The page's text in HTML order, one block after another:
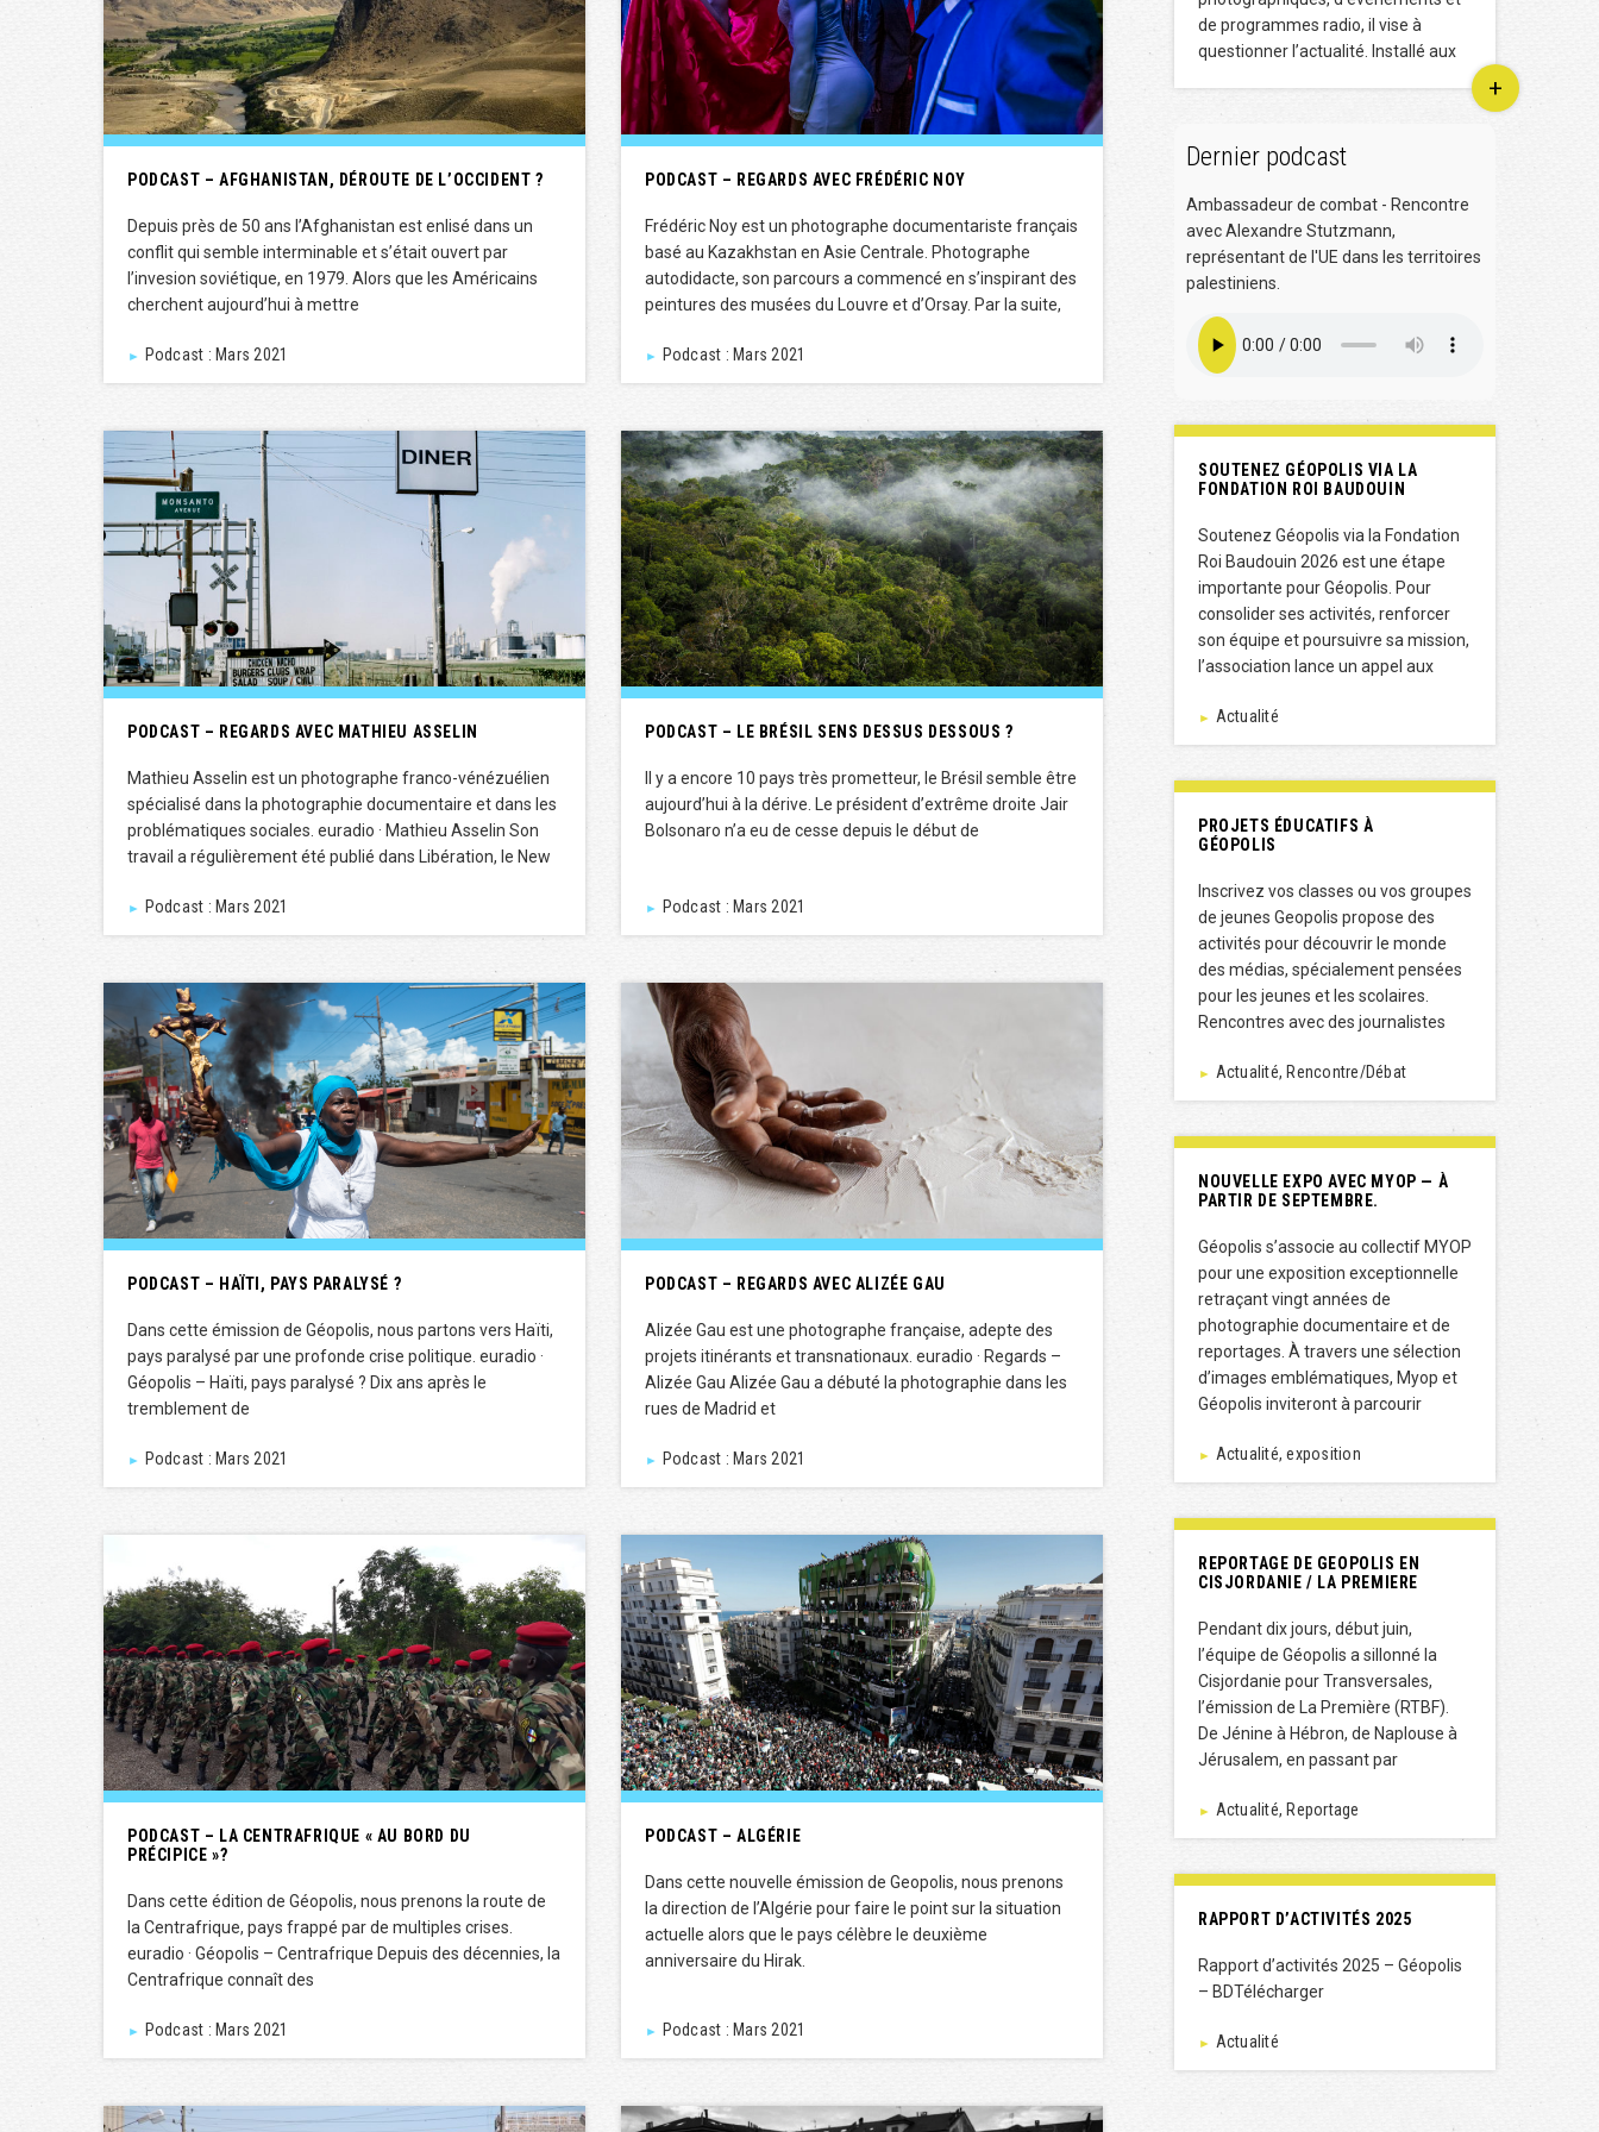
PODCAST – AFGHANISTAN, DÉROUTE DE L’OCCIDENT ?
Depuis près de 50 ans l’Afghanistan est enlisé dans un
conflit qui semble interminable et s’était ouvert par
l’invesion soviétique, en 1979. Alors que les Américains
cherchent aujourd’hui à mettre
► Podcast : Mars 2021
PODCAST – REGARDS AVEC FRÉDÉRIC NOY
Frédéric Noy est un photographe documentariste français
basé au Kazakhstan en Asie Centrale. Photographe
autodidacte, son parcours a commencé en s’inspirant des
peintures des musées du Louvre et d’Orsay. Par la suite,
► Podcast : Mars 2021
PODCAST – REGARDS AVEC MATHIEU ASSELIN
Mathieu Asselin est un photographe franco-vénézuélien
spécialisé dans la photographie documentaire et dans les
problématiques sociales. euradio · Mathieu Asselin Son
travail a régulièrement été publié dans Libération, le New
► Podcast : Mars 2021
PODCAST – LE BRÉSIL SENS DESSUS DESSOUS ?
Il y a encore 10 pays très prometteur, le Brésil semble être
aujourd’hui à la dérive. Le président d’extrême droite Jair
Bolsonaro n’a eu de cesse depuis le début de
► Podcast : Mars 2021
PODCAST – HAÏTI, PAYS PARALYSÉ ?
Dans cette émission de Géopolis, nous partons vers Haïti,
pays paralysé par une profonde crise politique. euradio ·
Géopolis – Haïti, pays paralysé ? Dix ans après le
tremblement de
► Podcast : Mars 2021
PODCAST – REGARDS AVEC ALIZÉE GAU
Alizée Gau est une photographe française, adepte des
projets itinérants et transnationaux. euradio · Regards –
Alizée Gau Alizée Gau a débuté la photographie dans les
rues de Madrid et
► Podcast : Mars 2021
PODCAST – LA CENTRAFRIQUE « AU BORD DU
PRÉCIPICE »?
Dans cette édition de Géopolis, nous prenons la route de
la Centrafrique, pays frappé par de multiples crises.
euradio · Géopolis – Centrafrique Depuis des décennies, la
Centrafrique connaît des
► Podcast : Mars 2021
PODCAST – ALGÉRIE
Dans cette nouvelle émission de Geopolis, nous prenons
la direction de l’Algérie pour faire le point sur la situation
actuelle alors que le pays célèbre le deuxième
anniversaire du Hirak.
► Podcast : Mars 2021
de programmes radio, il vise à
questionner l’actualité. Installé aux
+
Dernier podcast
Ambassadeur de combat - Rencontre
avec Alexandre Stutzmann,
représentant de l'UE dans les territoires
palestiniens.
SOUTENEZ GÉOPOLIS VIA LA
FONDATION ROI BAUDOUIN
Soutenez Géopolis via la Fondation
Roi Baudouin 2026 est une étape
importante pour Géopolis. Pour
consolider ses activités, renforcer
son équipe et poursuivre sa mission,
l’association lance un appel aux
► Actualité
PROJETS ÉDUCATIFS À
GÉOPOLIS
Inscrivez vos classes ou vos groupes
de jeunes Geopolis propose des
activités pour découvrir le monde
des médias, spécialement pensées
pour les jeunes et les scolaires.
Rencontres avec des journalistes
► Actualité, Rencontre/Débat
NOUVELLE EXPO AVEC MYOP — À
PARTIR DE SEPTEMBRE.
Géopolis s’associe au collectif MYOP
pour une exposition exceptionnelle
retraçant vingt années de
photographie documentaire et de
reportages. À travers une sélection
d’images emblématiques, Myop et
Géopolis inviteront à parcourir
► Actualité, exposition
REPORTAGE DE GEOPOLIS EN
CISJORDANIE / LA PREMIERE
Pendant dix jours, début juin,
l’équipe de Géopolis a sillonné la
Cisjordanie pour Transversales,
l’émission de La Première (RTBF).
De Jénine à Hébron, de Naplouse à
Jérusalem, en passant par
► Actualité, Reportage
RAPPORT D’ACTIVITÉS 2025
Rapport d’activités 2025 – Géopolis
– BDTélécharger
► Actualité